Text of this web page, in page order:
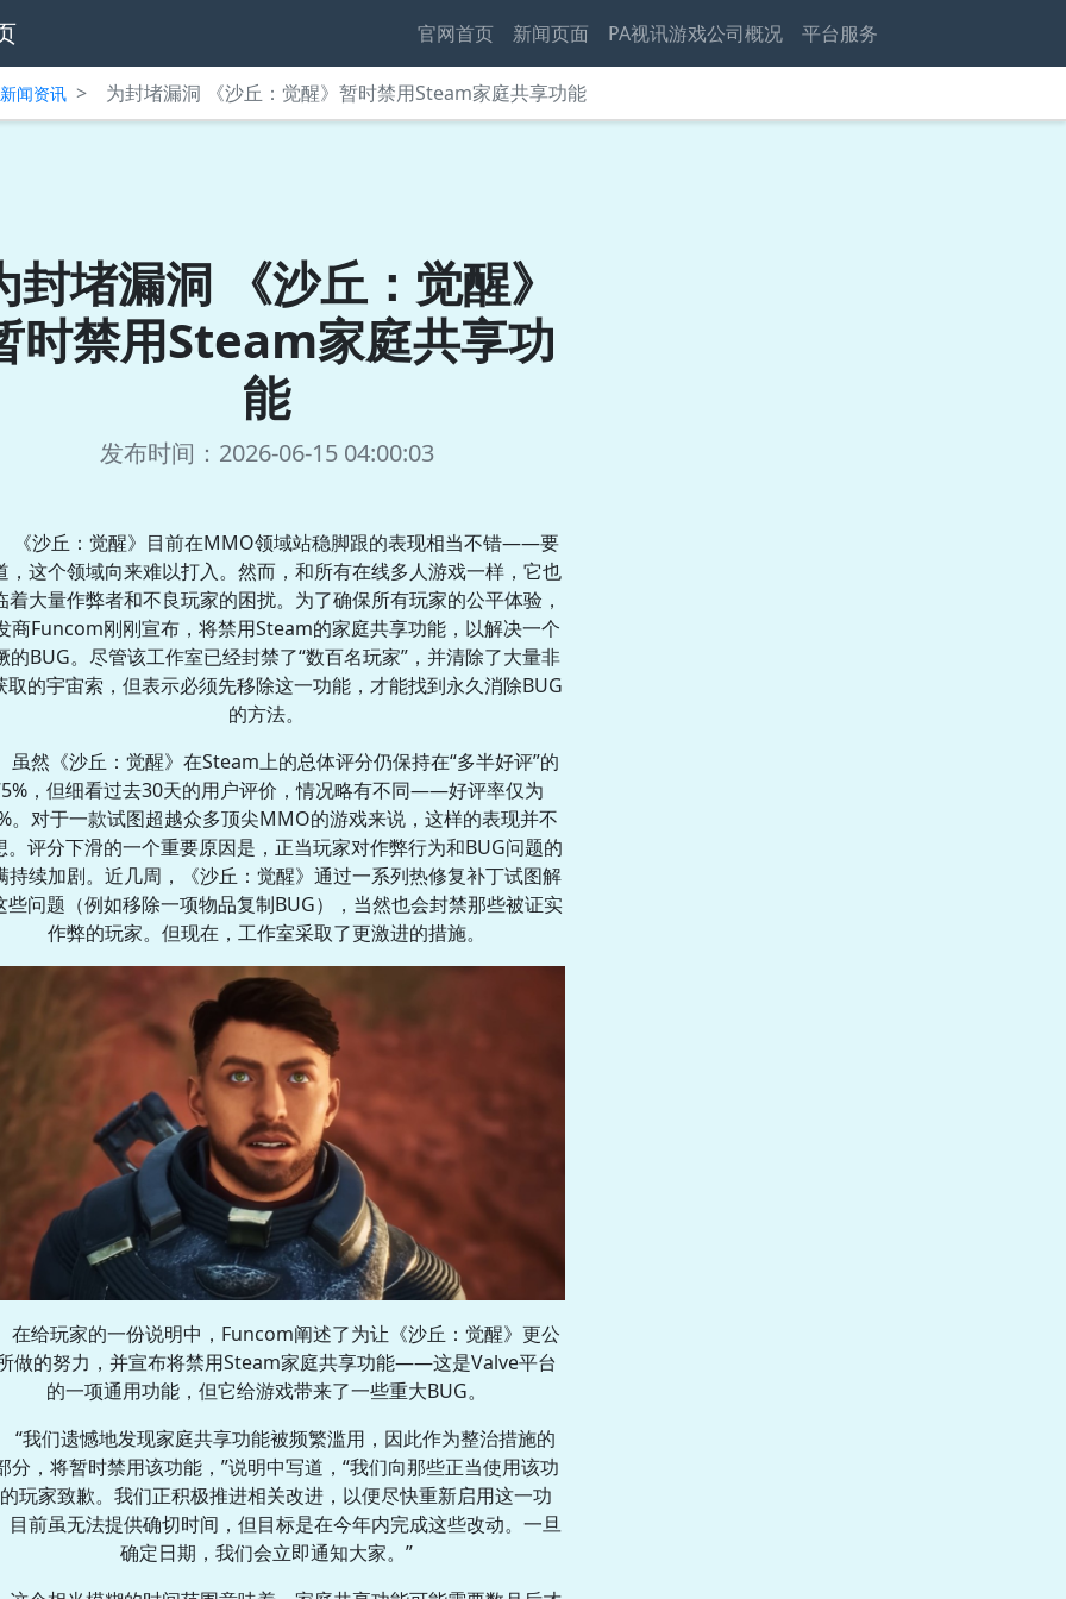
官网首页 新闻页面 PA视讯游戏公司概况 平台服务
闻资讯 > 为封堵漏洞 《沙丘：觉醒》暂时禁用Steam家庭共享功能
封堵漏洞 《沙丘：觉醒》
时禁用Steam家庭共享功
能
发布时间：2026-06-15 04:00:03
《沙丘：觉醒》目前在MMO领域站稳脚跟的表现相当不错——要
，这个领域向来难以打入。然而，和所有在线多人游戏一样，它也
着大量作弊者和不良玩家的困扰。为了确保所有玩家的公平体验，
商Funcom刚刚宣布，将禁用Steam的家庭共享功能，以解决一个
的BUG。尽管该工作室已经封禁了“数百名玩家”，并清除了大量非
取的宇宙索，但表示必须先移除这一功能，才能找到永久消除BUG
的方法。
虽然《沙丘：觉醒》在Steam上的总体评分仍保持在“多半好评”的
，但细看过去30天的用户评价，情况略有不同——好评率仅为
。对于一款试图超越众多顶尖MMO的游戏来说，这样的表现并不
。评分下滑的一个重要原因是，正当玩家对作弊行为和BUG问题的
持续加剧。近几周，《沙丘：觉醒》通过一系列热修复补丁试图解
些问题（例如移除一项物品复制BUG），当然也会封禁那些被证实
作弊的玩家。但现在，工作室采取了更激进的措施。
在给玩家的一份说明中，Funcom阐述了为让《沙丘：觉醒》更公
做的努力，并宣布将禁用Steam家庭共享功能——这是Valve平台
的一项通用功能，但它给游戏带来了一些重大BUG。
“我们遗憾地发现家庭共享功能被频繁滥用，因此作为整治措施的
分，将暂时禁用该功能，”说明中写道，“我们向那些正当使用该功
玩家致歉。我们正积极推进相关改进，以便尽快重新启用这一功
目前虽无法提供确切时间，但目标是在今年内完成这些改动。一旦
确定日期，我们会立即通知大家。”